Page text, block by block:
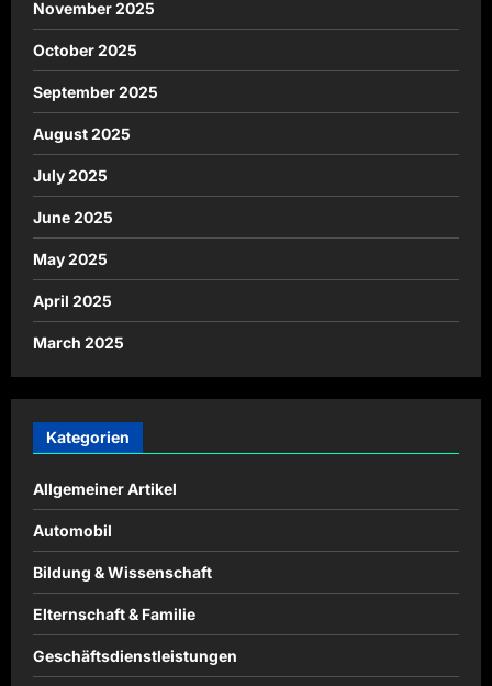
November 2025
October 2025
September 2025
August 2025
July 2025
June 2025
May 2025
April 2025
March 2025
Kategorien
Allgemeiner Artikel
Automobil
Bildung & Wissenschaft
Elternschaft & Familie
Geschäftsdienstleistungen